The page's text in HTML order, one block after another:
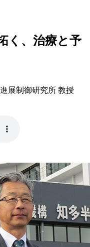
く、治療と予
展制御研究所 教授